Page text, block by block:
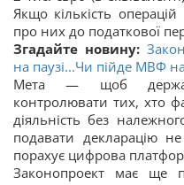
Якщо кількість
про них до податкової
Згадайте новину:
на паузі...Чи пійде МВФ
Мета — щоб
контролювати тих, хто
діяльність без
подавати декларацію
порахує цифрова
Законопроект має ще